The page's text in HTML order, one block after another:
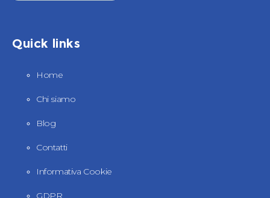
Quick links
Home
Chi siamo
Blog
Contatti
Informativa Cookie
GDPR